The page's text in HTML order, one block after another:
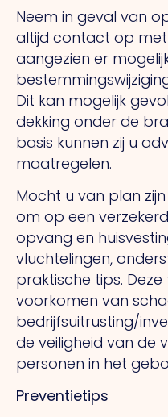
Neem in geval van
altijd contact op met
aangezien er
Dit kan mogelijk
dekking onder de
basis kunnen zij u
maatregelen.
Mocht u van plan
om op een
opvang en
vluchtelingen,
praktische tips.
voorkomen van
bedrijfsuitrusting/
de veiligheid van de
personen in het
Preventietips